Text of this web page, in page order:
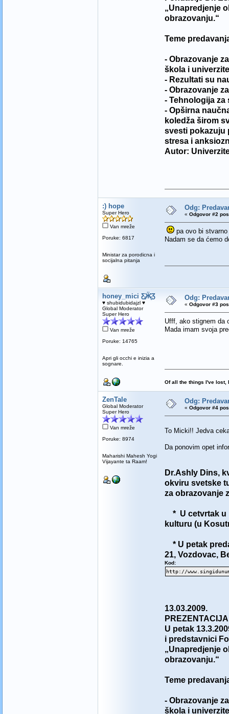
„Unapredjenje
obrazovanju.“
Teme
- Obrazovanje
škola i
- Rezultati su
- Obrazovanje
- Tehnologija
- Opširna
koledža širom
svesti pokazuju
stresa i
Autor:
:) hope
Super Hero
Van mreže
Poruke: 6817
Ministar za porodicna i
socijalna pitanja
Odg:
« Odgovor #2
pa ovo bi
Nadam se da ćemo
honey_mici Ƹ̵̡Ӝ̵̨̄Ʒ
♥ shubidubidajzl ♥
Global Moderator
Super Hero
Van mreže
Poruke: 14765
Apri gli occhi e inizia a
sognare.
Odg:
« Odgovor #3
Ufff, ako stignem da
Mada imam svoja
Of all the things I've lost,
ZenTale
Global Moderator
Super Hero
Van mreže
Poruke: 8974
Maharishi Mahesh Yogi
Vijayante ta Raam!
Odg:
« Odgovor #4
To Micki!! Jedva
Da ponovim opet
Dr.Ashly Dins,
okviru svetske
za obrazovanje
* U cetvrtak u
kulturu (u
* U petak
21, Vozdovac,
Kod:
http://
13.03.2009.
U petak
i predstavnici
„Unapredjenje
obrazovanju.“
Teme
- Obrazovanje
škola i